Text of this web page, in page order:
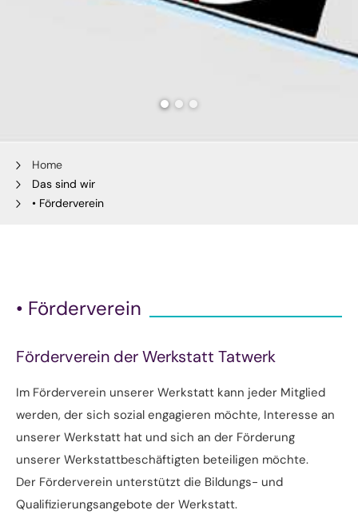
Home
Das sind wir
• Förderverein
• Förderverein
Förderverein der Werkstatt Tatwerk
Im Förderverein unserer Werkstatt kann jeder Mitglied
werden, der sich sozial engagieren möchte, Interesse an
unserer Werkstatt hat und sich an der Förderung
unserer Werkstattbeschäftigten beteiligen möchte.
Der Förderverein unterstützt die Bildungs- und
Qualifizierungsangebote der Werkstatt.